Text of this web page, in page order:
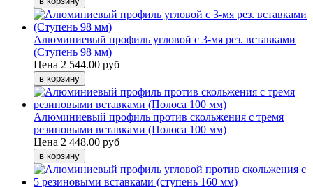
Алюминиевый профиль угловой с 3-мя рез. вставками
(Ступень 98 мм)
Цена 2 544.00 руб
Алюминиевый профиль против скольжения с тремя
резиновыми вставками (Полоса 100 мм)
Цена 2 448.00 руб